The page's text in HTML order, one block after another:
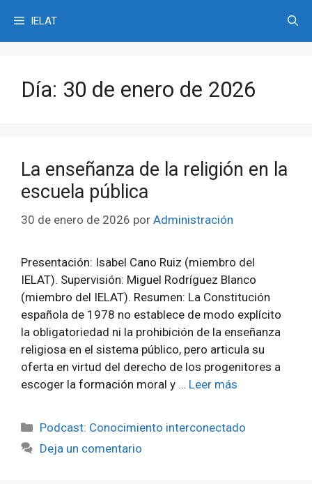
contenido
IELAT
Día: 30 de enero de 2026
La enseñanza de la religión en la
escuela pública
30 de enero de 2026 por Administración
Presentación: Isabel Cano Ruiz (miembro del
IELAT). Supervisión: Miguel Rodríguez Blanco
(miembro del IELAT). Resumen: La Constitución
española de 1978 no establece de modo explícito
la obligatoriedad ni la prohibición de la enseñanza
religiosa en el sistema público, pero articula su
oferta en virtud del derecho de los progenitores a
escoger la formación moral y … Leer más
Categorías
Podcast: Conocimiento interconectado
Deja un comentario